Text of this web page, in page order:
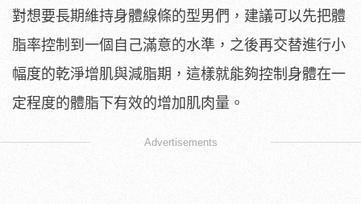
對想要長期維持身體線條的型男們，建議可以先把體
脂率控制到一個自己滿意的水準，之後再交替進行小
幅度的乾淨增肌與減脂期，這樣就能夠控制身體在一
定程度的體脂下有效的增加肌肉量。
Advertisements